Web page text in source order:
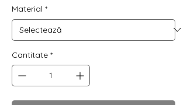
Cantitate mp
Material *
Cantitate *